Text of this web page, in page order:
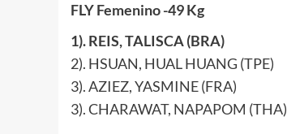
FLY Femenino -49 Kg
1). REIS, TALISCA (BRA)
2). HSUAN, HUAL HUANG (TPE)
3). AZIEZ, YASMINE (FRA)
3). CHARAWAT, NAPAPOM (THA)